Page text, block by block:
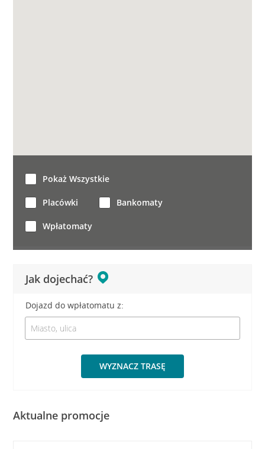
Jak dojechać?
Dojazd do wpłatomatu z:
WYZNACZ TRASĘ
Pokaż Wszystkie
Placówki Bankomaty
Wpłatomaty
Aktualne promocje